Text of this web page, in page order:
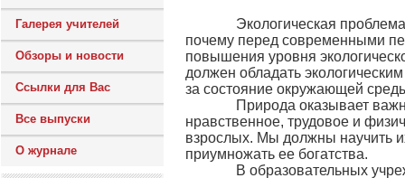
Галерея учителей
Обзоры и новости
Ссылки для Вас
Все выпуски
О журнале
Экологическая проблема
почему перед современными
повышения уровня
должен обладать
за состояние окружающей
Природа оказывает
нравственное, трудовое и
взрослых. Мы должны научить
приумножать ее богатства.
В образовательных